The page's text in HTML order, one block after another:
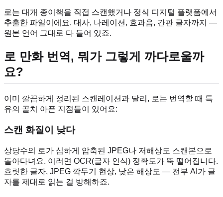
로는 대개 종이책을 직접 스캔했거나 정식 디지털 플랫폼에서
추출한 파일이에요. 대사, 나레이션, 효과음, 간판 글자까지 —
원본 언어 그대로 다 들어 있죠.
로 만화 번역, 뭐가 그렇게 까다로울까
요?
이미 깔끔하게 정리된 스캔레이션과 달리, 로는 번역할 때 특
유의 골치 아픈 지점들이 있어요:
스캔 화질이 낮다
상당수의 로가 심하게 압축된 JPEG나 저해상도 스캔본으로
돌아다녀요. 이러면 OCR(글자 인식) 정확도가 뚝 떨어집니다.
흐릿한 글자, JPEG 깍두기 현상, 낮은 해상도 — 전부 AI가 글
자를 제대로 읽는 걸 방해하죠.